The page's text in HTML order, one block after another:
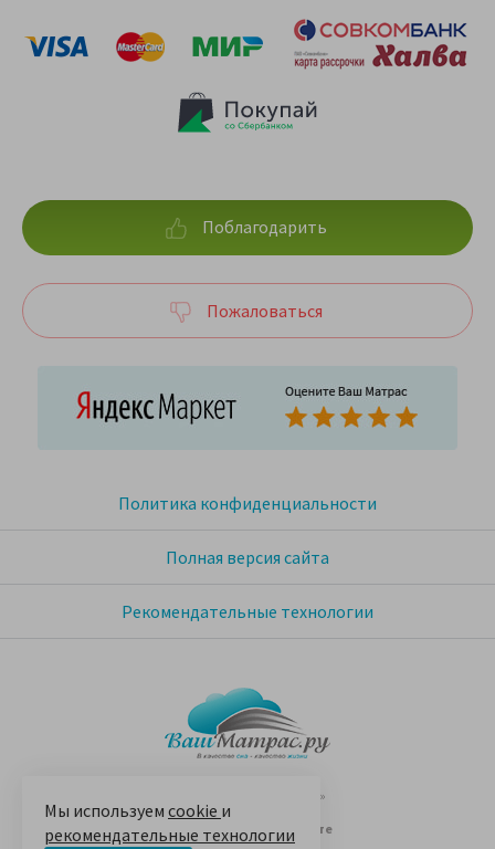
© 2005-2026 «Ваш матрас»
14 лет на Яндекс.Маркете
Политика конфиденциальности
Полная версия сайта
Рекомендательные технологии
Поблагодарить
Пожаловаться
Мы используем cookie и
рекомендательные технологии